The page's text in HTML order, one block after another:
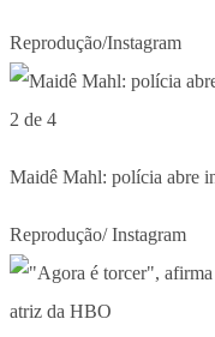
Reprodução/Instagram
2 de 4
Maidê Mahl: polícia abre
Reprodução/ Instagram